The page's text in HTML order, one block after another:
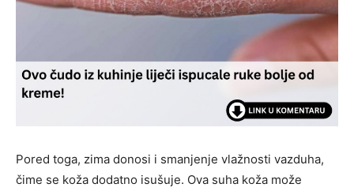
Pored toga, zima donosi i smanjenje vlažnosti vazduha,
čime se koža dodatno isušuje. Ova suha koža može